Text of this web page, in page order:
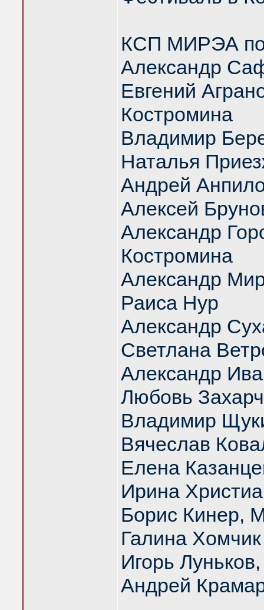
КСП МИРЭА
Александр
Евгений
Костромина
Владимир
Наталья
Андрей
Алексей
Александр
Костромина
Александр
Раиса Нур
Александр
Светлана
Александр
Любовь
Владимир
Вячеслав
Елена
Ирина
Борис Кинер,
Галина Хомчик
Игорь
Андрей